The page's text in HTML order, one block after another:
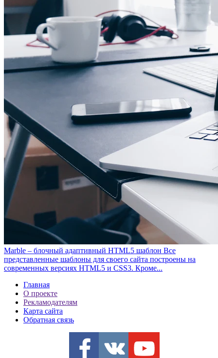
Marble – блочный адаптивный HTML5 шаблон Все
представленные шаблоны для своего сайта построены на
современных версиях HTML5 и CSS3. Кроме...
Главная
О проекте
Рекламодателям
Карта сайта
Обратная связь